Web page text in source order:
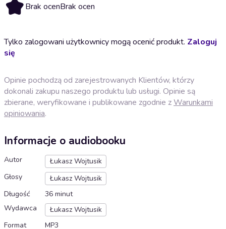
Brak ocenBrak ocen
Tylko zalogowani użytkownicy mogą ocenić produkt. Zaloguj
się
Opinie pochodzą od zarejestrowanych Klientów, którzy
dokonali zakupu naszego produktu lub usługi. Opinie są
zbierane, weryfikowane i publikowane zgodnie zWarunkami
opiniowania.
Informacje o audiobooku
Autor
Łukasz Wojtusik
Głosy
Łukasz Wojtusik
Długość
36 minut
Wydawca
Łukasz Wojtusik
Format
MP3